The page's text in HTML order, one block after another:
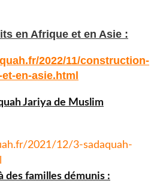
en Afrique et en Asie :
2022/11/construction-
en-asie.html
Jariya de Muslim
2021/12/3-sadaquah-
familles démunis :